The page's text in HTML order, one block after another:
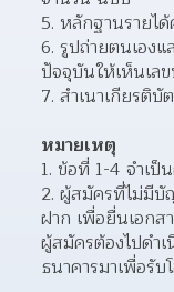
หลักฐานรายไ
รูปถ่ายตนเอง
ปัจจุบันให้เห็นเล
สำเนาเกียรติบั
หมายเหตุ
ข้อที่ 1-4 จำเป็
ผู้สมัครที่ไม่มีบั
ฝาก เพื่อยื่นเอก
ผู้สมัครต้องไปดำ
ธนาคารมาเพื่อรั